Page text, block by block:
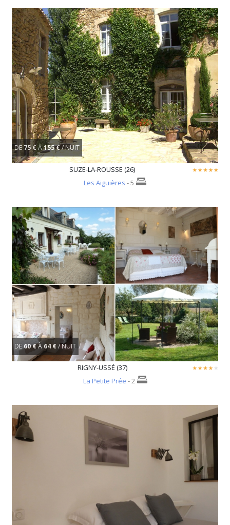
DE75 €À155 €/ NUIT
SUZE-LA-ROUSSE (26)
Les Aiguières - 5
DE60 €À 64 €/ NUIT
RIGNY-USSÉ (37)
La Petite Prée - 2